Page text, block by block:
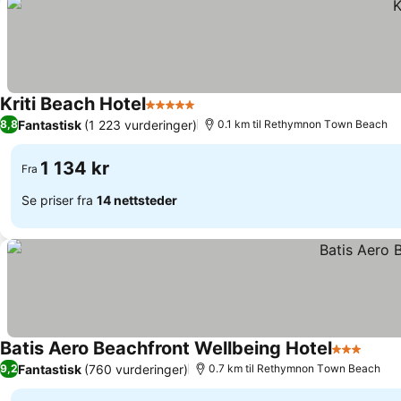
Kriti Beach Hotel5 Stjerner
8,8Fantastisk (1 223 vurderinger) 0.1 km til Rethymnon Τown Beach
Fra 1 134 kr
Se priser fra 14 nettsteder
Batis Aero Beachfront Wellbeing Hotel3 Stjerner
9,2Fantastisk (760 vurderinger) 0.7 km til Rethymnon Τown Beach